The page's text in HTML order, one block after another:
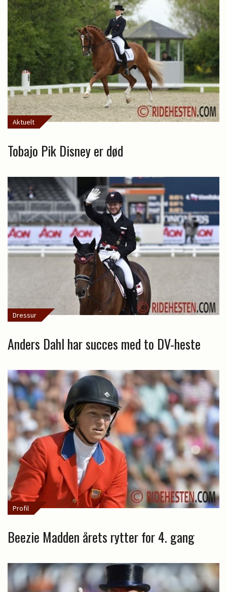
Aktuelt
Tobajo Pik Disney er død
Dressur
Anders Dahl har succes med to DV-heste
Profil
Beezie Madden årets rytter for 4. gang